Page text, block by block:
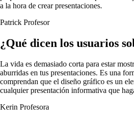
a la hora de crear presentaciones.
Patrick Profesor
¿Qué dicen los usuarios
La vida es demasiado corta para estar
aburridas en tus presentaciones. Es una
comprendan que el diseño gráfico es un
cualquier presentación informativa que
Kerin Profesora